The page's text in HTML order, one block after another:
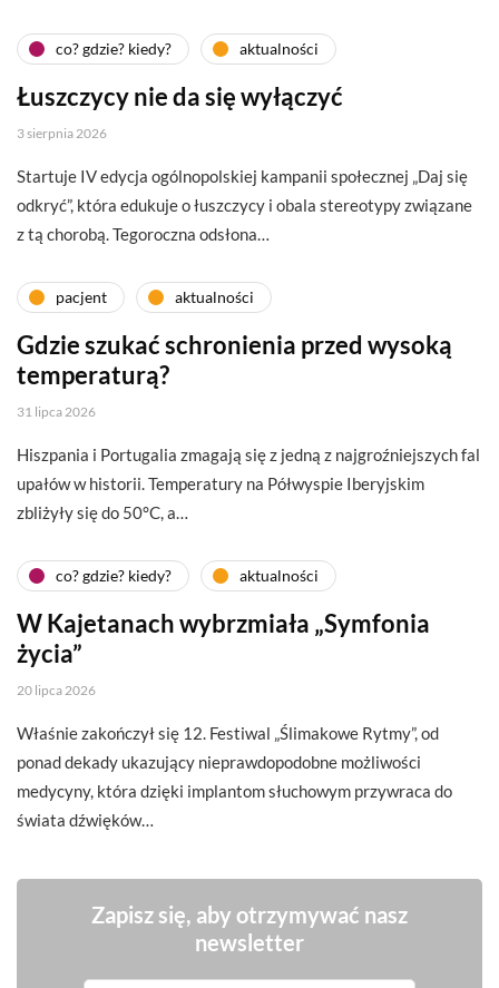
co? gdzie? kiedy? aktualności
Łuszczycy nie da się wyłączyć
3 sierpnia 2026
Startuje IV edycja ogólnopolskiej kampanii społecznej „Daj się
odkryć”, która edukuje o łuszczycy i obala stereotypy związane
z tą chorobą. Tegoroczna odsłona…
pacjent aktualności
Gdzie szukać schronienia przed wysoką
temperaturą?
31 lipca 2026
Hiszpania i Portugalia zmagają się z jedną z najgroźniejszych fal
upałów w historii. Temperatury na Półwyspie Iberyjskim
zbliżyły się do 50°C, a…
co? gdzie? kiedy? aktualności
W Kajetanach wybrzmiała „Symfonia
życia”
20 lipca 2026
Właśnie zakończył się 12. Festiwal „Ślimakowe Rytmy”, od
ponad dekady ukazujący nieprawdopodobne możliwości
medycyny, która dzięki implantom słuchowym przywraca do
świata dźwięków…
Zapisz się, aby otrzymywać nasz
newsletter